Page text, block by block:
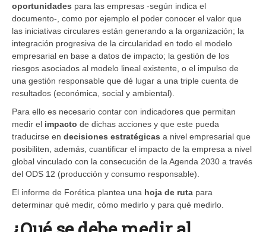
oportunidades para las empresas -según indica el
documento-, como por ejemplo el poder conocer el valor que
las iniciativas circulares están generando a la organización; la
integración progresiva de la circularidad en todo el modelo
empresarial en base a datos de impacto; la gestión de los
riesgos asociados al modelo lineal existente, o el impulso de
una gestión responsable que dé lugar a una triple cuenta de
resultados (económica, social y ambiental).
Para ello es necesario contar con indicadores que permitan
medir el impacto de dichas acciones y que este pueda
traducirse en decisiones estratégicas a nivel empresarial que
posibiliten, además, cuantificar el impacto de la empresa a nivel
global vinculado con la consecución de la Agenda 2030 a través
del ODS 12 (producción y consumo responsable).
El informe de Forética plantea una hoja de ruta para
determinar qué medir, cómo medirlo y para qué medirlo.